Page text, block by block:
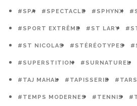
#SPA #SPECTACLE #SPHYNX
#SPORT EXTRÊME #ST LARY
#ST NICOLAS #STÉRÉOTYPES
#SUPERSTITION #SURNATUREL
#TAJ MAHAL #TAPISSERIE
#TEMPS MODERNES #TENNIS